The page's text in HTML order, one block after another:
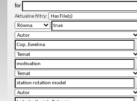
for
Aktualne filtry: